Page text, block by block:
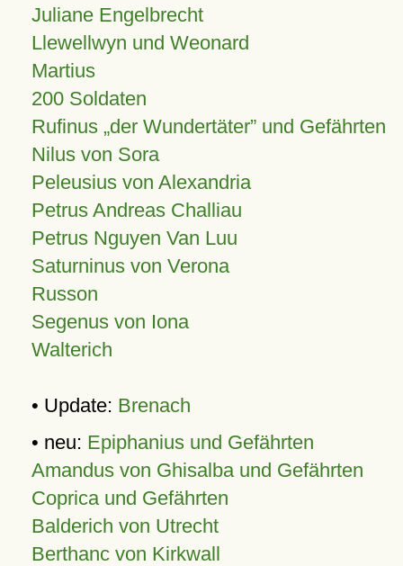
Juliane Engelbrecht
Llewellwyn und Weonard
Martius
200 Soldaten
Rufinus „der Wundertäter” und Gefährten
Nilus von Sora
Peleusius von Alexandria
Petrus Andreas Challiau
Petrus Nguyen Van Luu
Saturninus von Verona
Russon
Segenus von Iona
Walterich
• Update: Brenach
• neu: Epiphanius und Gefährten
Amandus von Ghisalba und Gefährten
Coprica und Gefährten
Balderich von Utrecht
Berthanc von Kirkwall